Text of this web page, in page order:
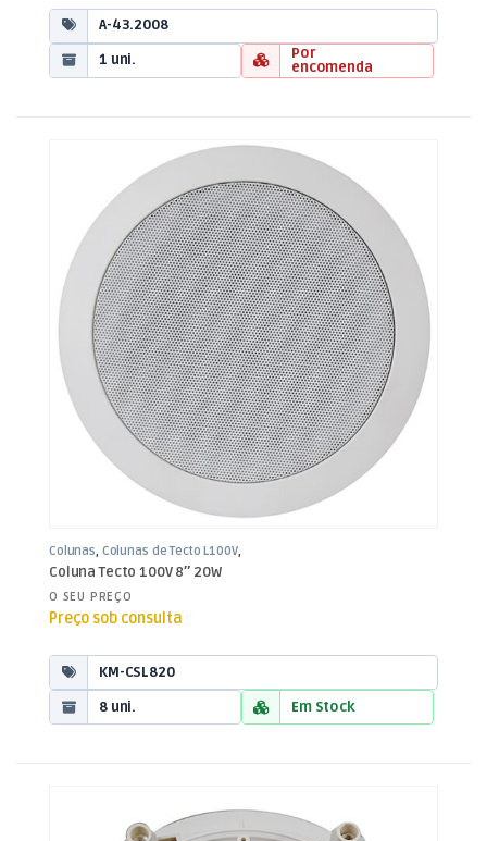
A-43.2008
1 uni.
Por
encomenda
Colunas, Colunas de Tecto L100V,
Som e Luz
Coluna Tecto 100V 8″ 20W
O SEU PREÇO
Preço sob consulta
KM-CSL820
8 uni.
Em Stock